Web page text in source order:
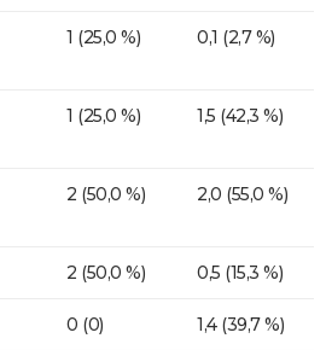
1 (25,0 %) 0,1 (2,7 %)
1 (25,0 %) 1,5 (42,3 %)
2 (50,0 %) 2,0 (55,0 %)
2 (50,0 %) 0,5 (15,3 %)
0 (0) 1,4 (39,7 %)